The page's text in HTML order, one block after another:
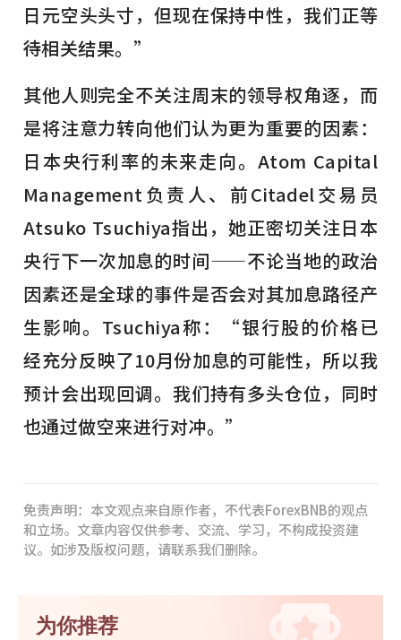
日元空头头寸，但现在保持中性，我们正等
待相关结果。”
其他人则完全不关注周末的领导权角逐，而
是将注意力转向他们认为更为重要的因素：
日本央行利率的未来走向。Atom Capital
Management负责人、前Citadel交易员
Atsuko Tsuchiya指出，她正密切关注日本
央行下一次加息的时间——不论当地的政治
因素还是全球的事件是否会对其加息路径产
生影响。Tsuchiya称：“银行股的价格已
经充分反映了10月份加息的可能性，所以我
预计会出现回调。我们持有多头仓位，同时
也通过做空来进行对冲。”
免责声明：本文观点来自原作者，不代表ForexBNB的观点
和立场。文章内容仅供参考、交流、学习，不构成投资建
议。如涉及版权问题，请联系我们删除。
为你推荐